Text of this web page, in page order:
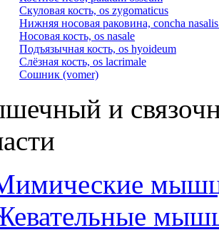
Скуловая кость, os zygomaticus
Нижняя носовая раковина, concha
Носовая кость, os nasale
Подъязычная кость, os hyoideum
Слёзная кость, os lacrimale
Сошник (vomer)
и